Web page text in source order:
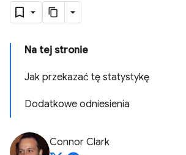
Na tej stronie
Jak przekazać tę statystykę
Dodatkowe odniesienia
Connor Clark